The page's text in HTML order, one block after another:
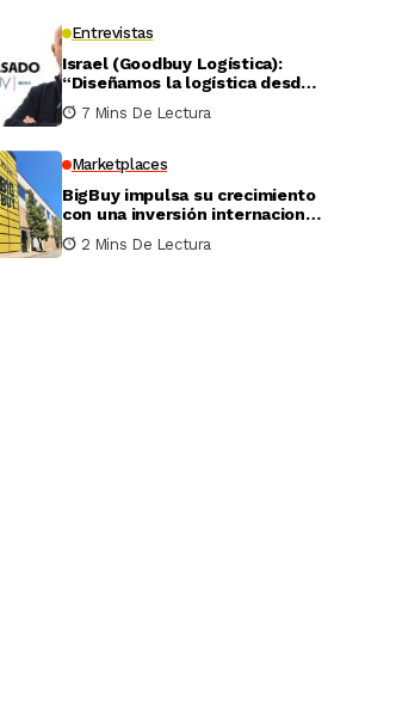
Entrevistas
Israel (Goodbuy Logística):
“Diseñamos la logística desde
el lado real del vendedor
online”
7 Mins De Lectura
Marketplaces
BigBuy impulsa su crecimiento
con una inversión internacional
de 4 millones
2 Mins De Lectura